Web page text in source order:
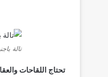
تالة
تحتاج اللقاحات